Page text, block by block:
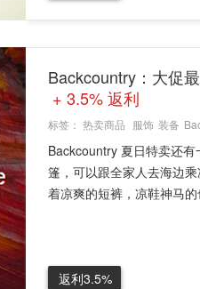
Backcountry：大促
+ 3.5% 返利
标签： 热卖商品 服饰 装备
Backcountry 夏日特卖还
篷，可以跟全家人去海边
着凉爽的短裤，凉鞋神马
返利3.5%